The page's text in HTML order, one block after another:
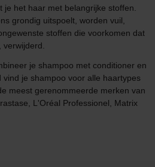
het haar met belangrijke stoffen.
grondig uitspoelt, worden vuil,
stoffen die voorkomen dat
je shampoo met conditioner en
vind je shampoo voor alle haartypes
meest gerenommeerde merken van
L'Oréal Professionel, Matrix